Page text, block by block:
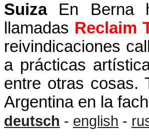
SuizaEn Berna
llamadas Reclaim
reivindicaciones
a prácticas
entre otras cosas.
Argentina en la
deutsch - english -